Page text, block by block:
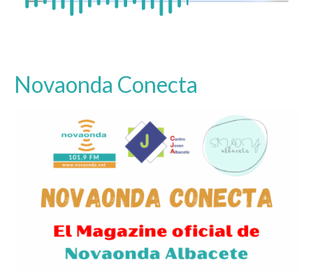
Novaonda Conecta